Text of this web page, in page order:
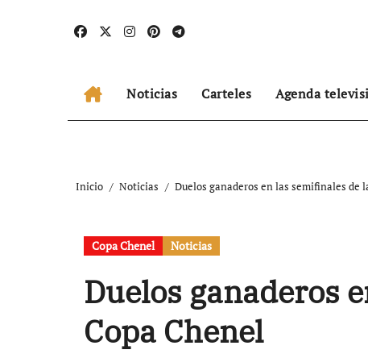
Noticias Carteles Agenda
Inicio Noticias Duelos ganaderos en las semifinales de
Copa Chenel Noticias
Duelos ganaderos
Copa Chenel